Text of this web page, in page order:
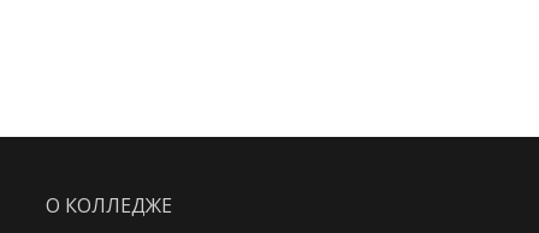
О КОЛЛЕДЖЕ